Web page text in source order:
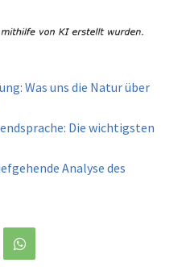
Was uns die Natur über
Die wichtigsten
Analyse des